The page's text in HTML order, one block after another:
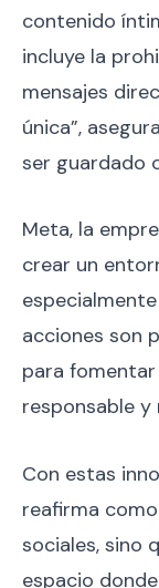
contenido
incluye la
mensajes
única”,
ser guardado
Meta, la
crear un
acciones son
para
responsable y
Con estas
reafirma
sociales, sino
espacio